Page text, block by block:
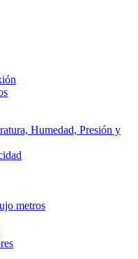
Humedad, Presión y
metros